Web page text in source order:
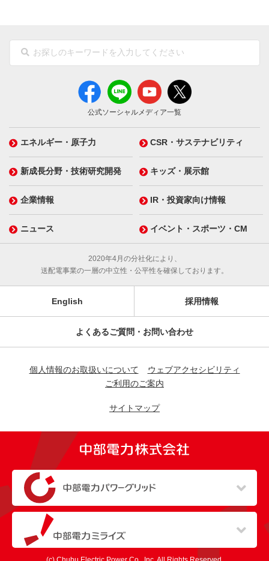
公式ソーシャルメディア一覧
エネルギー・原子力 CSR・サステナビリティ
新成長分野・技術研究開発 キッズ・展示館
企業情報 IR・投資家向け情報
ニュース イベント・スポーツ・CM
2020年4月の分社化により、
送配電事業の一層の中立性・公平性を確保しております。
English 採用情報
よくあるご質問・お問い合わせ
個人情報のお取扱いについて
ウェブアクセシビリティ
ご利用のご案内
サイトマップ
（新しいウィンドウを開きます）
（新しいウィンドウを開きます）